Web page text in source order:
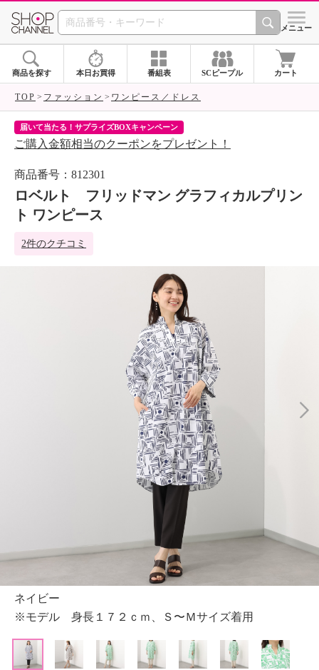
SHOP CHANNEL シメニュー
商品を探す 本日お買得 番組表 SCピープル カート
TOP ファッション ワンピース／ドレス
届いて当たる！サプライズBOXキャンペーン
ご購入金額相当のクーポンをプレゼント！
商品番号：812301
ロベルト フリッドマン グラフィカルプリン
ト ワンピース
2件のクチコミ
ネイビー
※モデル 身長１７２ｃｍ、Ｓ〜Ｍサイズ着用